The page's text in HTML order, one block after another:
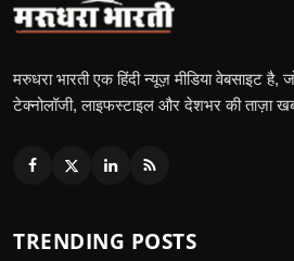
मरुधरा भारती एक हिंदी न्यूज़ मीडिया वेबसाइट है,
टेक्नोलॉजी, लाइफस्टाइल और देशभर की ताज़ा
TRENDING POSTS